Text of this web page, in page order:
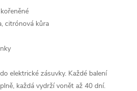
citrónová kůra
elektrické zásuvky. Každé balení
každá vydrží vonět až 40 dní.